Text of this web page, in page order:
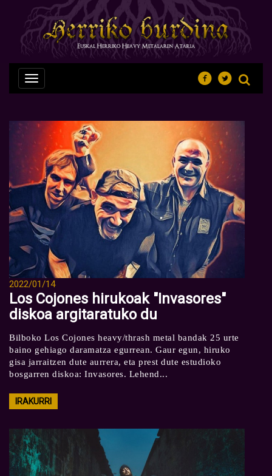
Nabegazioa
ireki
2022/01/14
Los Cojones hirukoak "Invasores"
diskoa argitaratuko du
Bilboko Los Cojones heavy/thrash metal bandak 25 urte
baino gehiago daramatza egurrean. Gaur egun, hiruko
gisa jarraitzen dute aurrera, eta prest dute estudioko
bosgarren diskoa: Invasores. Lehend...
IRAKURRI